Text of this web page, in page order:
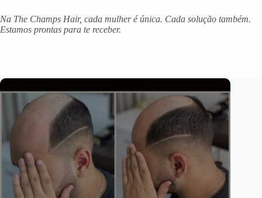
Na The Champs Hair, cada mulher é única. Cada solução também.
Estamos prontas para te receber.